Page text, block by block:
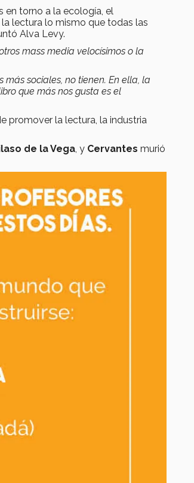
en torno a la ecología, el
lectura lo mismo que todas las
Alva Levy.
mass media velocísimos o la
sociales, no tienen. En ella, la
que más nos gusta es el
promover la lectura, la industria
de la Vega, y Cervantes murió